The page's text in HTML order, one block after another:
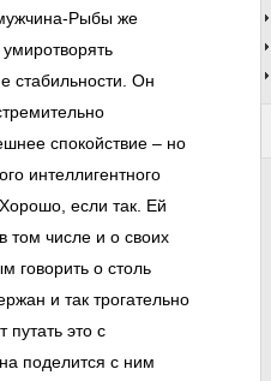
Рыбы же
стабильности. Он
спокойствие – но
интеллигентного
если так. Ей
том числе и о своих
говорить о столь
и так трогательно
это с
поделится с ним